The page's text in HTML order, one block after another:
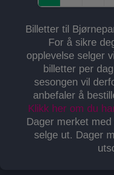
Billetter til
For å sikre
opplevelse selger
billetter per
sesongen vil
anbefaler å
Klikk her om du
Dager merket
selge ut. Dager